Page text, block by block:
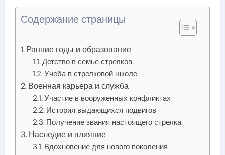
Содержание страницы
Ранние годы и образование
Детство в семье стрелков
Учеба в стрелковой школе
Военная карьера и служба
Участие в вооруженных конфликтах
История выдающихся подвигов
Получение звания настоящего стрелка
Наследие и влияние
Вдохновение для нового поколения